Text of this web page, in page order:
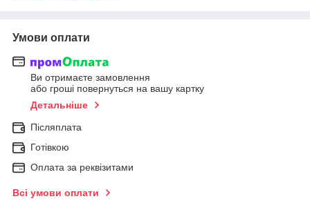
Умови оплати
Ви отримаєте замовлення
або гроші повернуться на вашу картку
Детальніше
Післяплата
Готівкою
Оплата за реквізитами
Всі умови оплати